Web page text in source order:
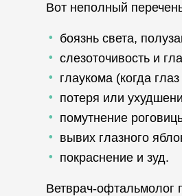
Вот неполный
боязнь света,
слезоточивость и
глаукома (когда
потеря или
помутнение
вывих глазного
покраснение и зуд.
Ветврач-офтальмолог